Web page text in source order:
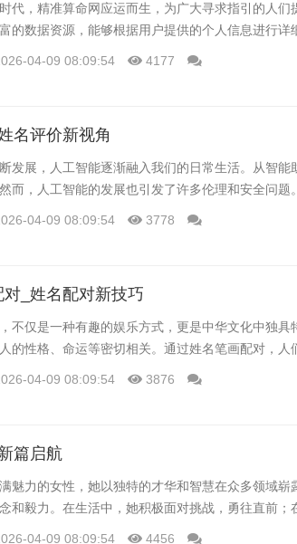
代，精准算命网应运而生，为广大寻求指引的人
的数据资源，能够根据用户提供的个人信息进行详
04-09 08:09:54 4177
名评价新视角
发展，人工智能逐渐融入我们的日常生活。从智
而，人工智能的发展也引发了许多伦理和安全问题
04-09 08:09:54 3778
_姓名配对新技巧
不仅是一种有趣的娱乐方式，更是中华文化中独
的性格、命运等密切相关。通过姓名笔画配对，人
04-09 08:09:54 3876
篇启航
魅力的女性，她以独特的才华和智慧在众多领域
和毅力。在生活中，她积极面对挑战，勇往直前；
04-09 08:09:54 4456